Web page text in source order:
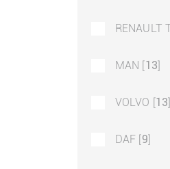
RENAULT
MAN [13]
VOLVO [13]
DAF [9]